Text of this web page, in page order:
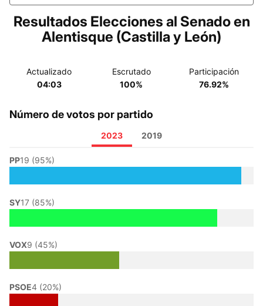
Resultados Elecciones al Senado en
Alentisque (Castilla y León)
Actualizado
04:03
Escrutado
100%
Participación
76.92%
Número de votos por partido
2023 2019
PP19 (95%)
SY17 (85%)
VOX9 (45%)
PSOE4 (20%)